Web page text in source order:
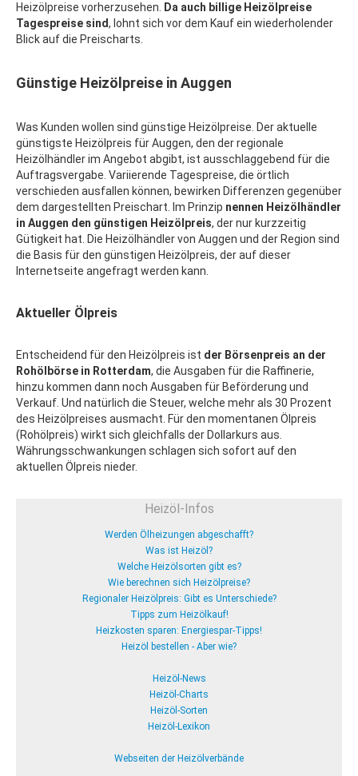
Heizölpreise vorherzusehen.
Da auch billige Heizölpreise
Tagespreise sind, lohnt sich vor dem Kauf ein wiederholender
Blick auf die Preischarts.
Günstige Heizölpreise in Auggen
Was Kunden wollen sind günstige Heizölpreise. Der aktuelle
günstigste Heizölpreis für Auggen, den der regionale
Heizölhändler im Angebot abgibt, ist ausschlaggebend für die
Auftragsvergabe. Variierende Tagespreise, die örtlich
verschieden ausfallen können, bewirken Differenzen gegenüber
dem dargestellten Preischart. Im Prinzip nennen Heizölhändler
in Auggen den günstigen Heizölpreis, der nur kurzzeitig
Gütigkeit hat. Die Heizölhändler von Auggen und der Region sind
die Basis für den günstigen Heizölpreis, der auf dieser
Internetseite angefragt werden kann.
Aktueller Ölpreis
Entscheidend für den Heizölpreis ist der Börsenpreis an der
Rohölbörse in Rotterdam, die Ausgaben für die Raffinerie,
hinzu kommen dann noch Ausgaben für Beförderung und
Verkauf. Und natürlich die Steuer, welche mehr als 30 Prozent
des Heizölpreises ausmacht. Für den momentanen Ölpreis
(Rohölpreis) wirkt sich gleichfalls der Dollarkurs aus.
Währungsschwankungen schlagen sich sofort auf den
aktuellen Ölpreis nieder.
Heizöl-Infos
Werden Ölheizungen abgeschafft?
Was ist Heizöl?
Welche Heizölsorten gibt es?
Wie berechnen sich Heizölpreise?
Regionaler Heizölpreis: Gibt es Unterschiede?
Tipps zum Heizölkauf!
Heizkosten sparen: Energiespar-Tipps!
Heizöl bestellen - Aber wie?
Heizöl-News
Heizöl-Charts
Heizöl-Sorten
Heizöl-Lexikon
Webseiten der Heizölverbände